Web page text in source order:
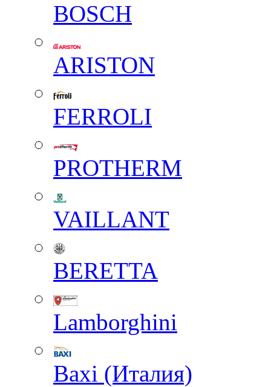
BOSCH
ARISTON
FERROLI
PROTHERM
VAILLANT
BERETTA
Lamborghini
Baxi (Италия)